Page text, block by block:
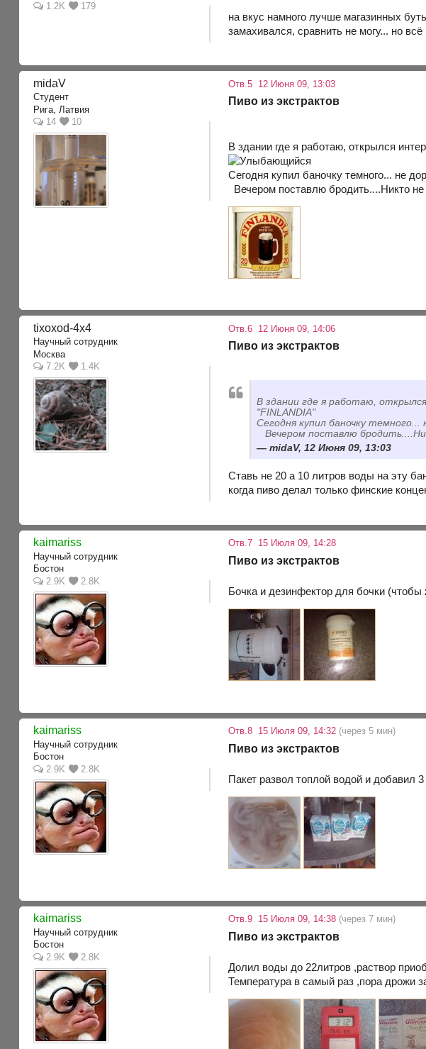
1.2K
179
на вкус намного лучше магазинных
замахивался, сравнить не могу... но всё
midaV
Студент
Рига, Латвия
14
10
Отв.5 12 Июня 09, 13:03
Пиво из экстрактов
В здании где я работаю, открылся
Сегодня купил баночку темного... не
Вечером поставлю бродить....Никто
tixoxod-4x4
Научный сотрудник
Москва
7.2K
1.4K
Отв.6 12 Июня 09, 14:06
Пиво из экстрактов
В здании где я работаю,
"FINLANDIA"
Сегодня купил баночку
Вечером поставлю
midaV, 12 Июня 09, 13:03
Ставь не 20 а 10 литров воды на эту
когда пиво делал только финские
kaimariss
Научный сотрудник
Бостон
2.9K
2.8K
Отв.7 15 Июля 09, 14:28
Пиво из экстрактов
Бочка и дезинфектор для бочки (чтобы
kaimariss
Научный сотрудник
Бостон
2.9K
2.8K
Отв.8 15 Июля 09, 14:32 (через 5 мин)
Пиво из экстрактов
Пакет развол топлой водой и добавил 3
kaimariss
Научный сотрудник
Бостон
2.9K
2.8K
Отв.9 15 Июля 09, 14:38 (через 7 мин)
Пиво из экстрактов
Долил воды до 22литров ,раствор
Температура в самый раз ,пора дрожи